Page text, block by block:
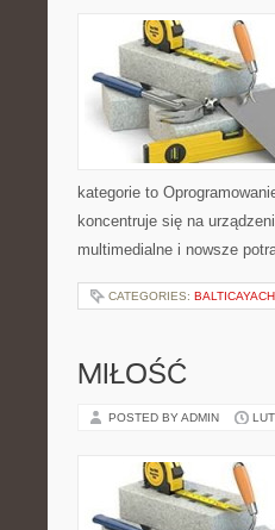
kategorie to
koncentruje się na
multimedialne i nowsze
CATEGORIES:
MIŁOŚĆ
POSTED BY ADMIN